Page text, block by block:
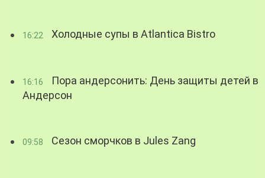
16:22 Холодные супы в Atlantica Bistro
16:16
Пора андерсонить: День защиты детей в
Андерсон
09:58 Сезон сморчков в Jules Zang